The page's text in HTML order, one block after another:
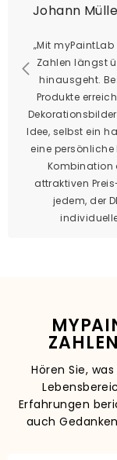
Johann
„Mit
Zahlen längst
hinausgeht.
Produkte
Idee, selbst ein
eine persönliche
Kombination
attraktiven
jedem, der
Hören Sie,
Erfahrungen
auch